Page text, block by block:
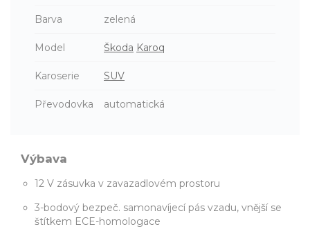
Barva zelená
Model Škoda Karoq
Karoserie SUV
Převodovka automatická
Výbava
12 V zásuvka v zavazadlovém prostoru
3-bodový bezpeč. samonavíjecí pás vzadu, vnější se
štítkem ECE-homologace